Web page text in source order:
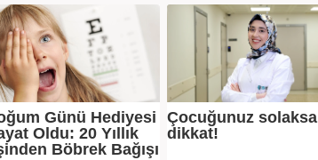
Günü Hediyesi
Oldu: 20 Yıllık
Böbrek Bağışı
Çocuğunuz solaksa
dikkat!